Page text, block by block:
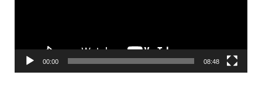
00:00 08:48